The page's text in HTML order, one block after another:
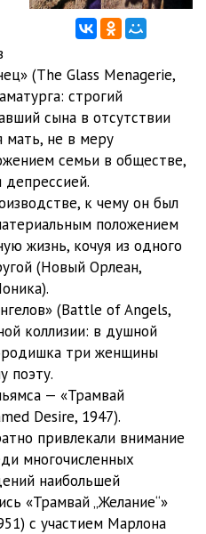
(The Glass Menagerie,
строгий
сына в отсутствии
мать, не в меру
семьи в обществе,
депрессией.
к чему он был
положением
жизнь, кочуя из одного
(Новый Орлеан,
(Battle of Angels,
коллизии: в душной
три женщины
поэту.
— «Трамвай
Desire, 1947).
привлекали внимание
многочисленных
наибольшей
«Трамвай „Желание“»
с участием Марлона